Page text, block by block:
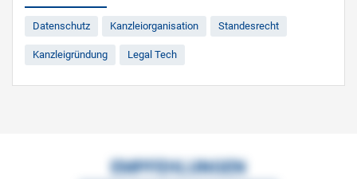
Datenschutz Kanzleiorganisation Standesrecht
Kanzleigründung Legal Tech
EMPFEHLUNGEN